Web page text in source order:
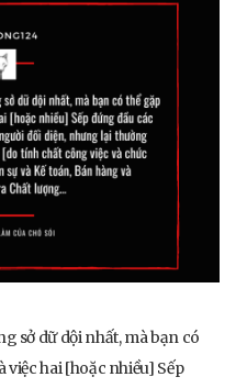
sở dữ dội nhất, mà bạn có
việc hai [hoặc nhiều] Sếp